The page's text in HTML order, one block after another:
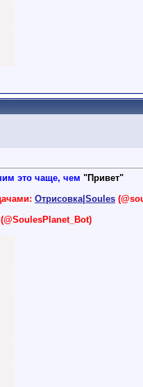
это чаще, чем "Привет"
Отрисовка|Soules
(@SoulesPlanet_Bot)